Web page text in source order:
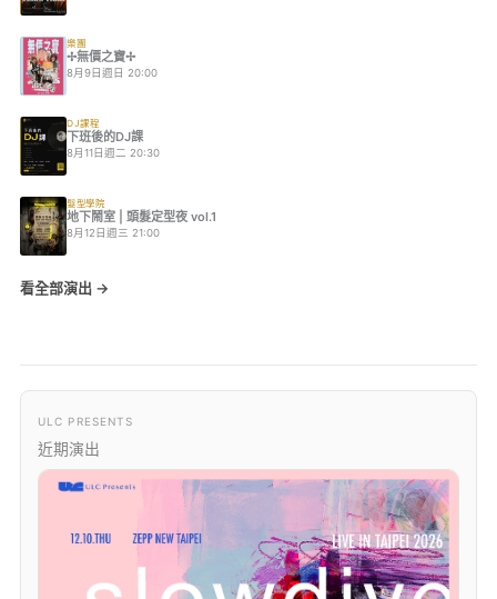
樂團
✢無價之寶✢
8月9日週日 20:00
DJ課程
下班後的DJ課
8月11日週二 20:30
髮型學院
地下鬧室 | 頭髮定型夜 vol.1
8月12日週三 21:00
看全部演出 →
ULC PRESENTS
近期演出